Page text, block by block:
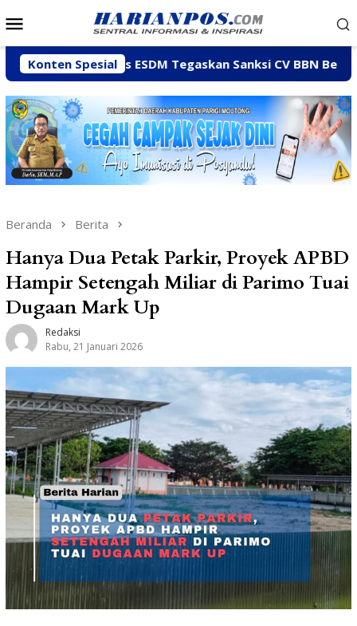
ke
Mobile
Konten Spesial
Dinas ESDM Tegaskan Sanksi CV BBN Belum Dicabut,
Beranda Berita
Hanya Dua Petak Parkir, Proyek APBD
Hampir Setengah Miliar di Parimo Tuai
Dugaan Mark Up
Redaksi
Rabu, 21 Januari 2026